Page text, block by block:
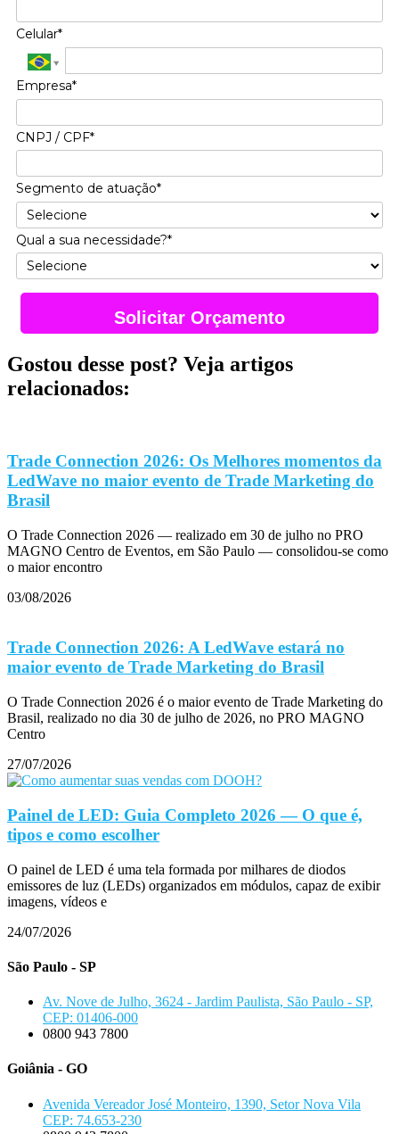
Celular*
Empresa*
CNPJ / CPF*
Segmento de atuação*
Qual a sua necessidade?*
Solicitar Orçamento
Gostou desse post? Veja artigos
relacionados:
Trade Connection 2026: Os Melhores momentos da
LedWave no maior evento de Trade Marketing do
Brasil
O Trade Connection 2026 — realizado em 30 de julho no PRO
MAGNO Centro de Eventos, em São Paulo — consolidou-se como
o maior encontro
03/08/2026
Trade Connection 2026: A LedWave estará no
maior evento de Trade Marketing do Brasil
O Trade Connection 2026 é o maior evento de Trade Marketing do
Brasil, realizado no dia 30 de julho de 2026, no PRO MAGNO
Centro
27/07/2026
Painel de LED: Guia Completo 2026 — O que é,
tipos e como escolher
O painel de LED é uma tela formada por milhares de diodos
emissores de luz (LEDs) organizados em módulos, capaz de exibir
imagens, vídeos e
24/07/2026
São Paulo - SP
Av. Nove de Julho, 3624 - Jardim Paulista, São Paulo - SP,
CEP: 01406-000
0800 943 7800
Goiânia - GO
Avenida Vereador José Monteiro, 1390, Setor Nova Vila
CEP: 74.653-230